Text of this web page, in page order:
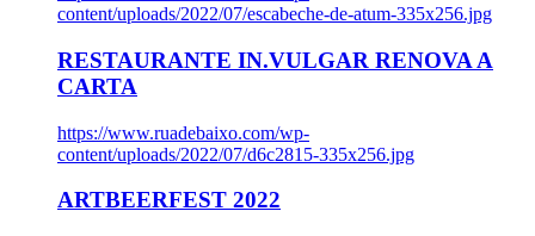
content/uploads/2022/07/escabeche-de-atum-335x256.jpg
RESTAURANTE IN.VULGAR RENOVA A
CARTA
https://www.ruadebaixo.com/wp-
content/uploads/2022/07/d6c2815-335x256.jpg
ARTBEERFEST 2022